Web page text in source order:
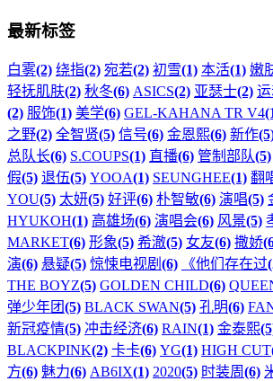
最新标签
白雾(2) 绕指(2) 宛若(2) 初雪(1) 本活(1) 嫩
轻抚肌肤(2) 秋冬(6) ASICS(2) 亚瑟士(2)
(2) 服饰(1) 美学(6) GEL-KAHANA TR V4
之野(2) 全智贤(5) 信号(6) 金恩熙(6) 新作
总队长(6) S.COUPS(1) 直播(6) 管制部队(5)
假(5) 退伍(5) YOOA(1) SEUNGHEE(1) 翻
YOU(5) 太妍(5) 好评(6) 朴智敏(6) 演唱(5)
HYUKOH(1) 高雄场(6) 演唱会(6) 风景(5)
MARKET(6) 形象(5) 希澈(5) 女友(6) 撒娇
演(6) 悬疑(5) 惊悚电视剧 (6) 《他们存在过
THE BOYZ(5) GOLDEN CHILD(6)
弹少年团(5) BLACK SWAN(5) 孔明(6)
新冠疫情(5) 冲击经济(6) RAIN(1) 金泰熙
BLACKPINK(2) 卡卡(6) YG(1) HIGH CUT
方(6) 魅力(6) AB6IX(1) 2020(5) 时装周(6)